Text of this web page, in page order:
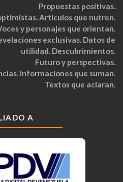
Propuestas positivas.
Artículos que nutren.
y personajes que orientan.
exclusivas. Datos de
utilidad. Descubrimientos.
Futuro y perspectivas.
Informaciones que suman.
Textos que aclaran.
A